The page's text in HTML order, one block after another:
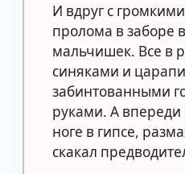
И вдруг с
пролома в заборе
мальчишек. Все в
синяками и
забинтованными
руками. А впереди
ноге в гипсе,
скакал